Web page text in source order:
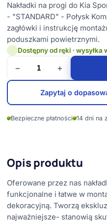
Nakładki na progi do Kia
- "STANDARD" - Połysk
zagłówki i instrukcję
poduszkami powietrznymi.
Dostępny od ręki · wysyłka
− +
Zapytaj o
✓Bezpieczne płatności✓14 dni na
Opis produktu
Oferowane przez nas
funkcjonalne i łatwe w
dekoracyjną. Tworzą
najważniejsze- stanowią